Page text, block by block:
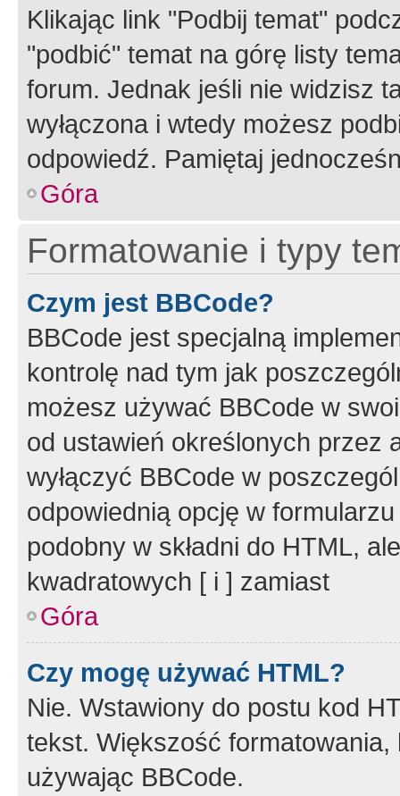
Klikając link "Podbij temat"
"podbić" temat na górę listy
forum. Jednak jeśli nie widzisz
wyłączona i wtedy możesz
odpowiedź. Pamiętaj
Góra
Formatowanie i typy
Czym jest BBCode?
BBCode jest specjalną
kontrolę nad tym jak
możesz używać BBCode w
od ustawień określonych przez
wyłączyć BBCode w
odpowiednią opcję w
podobny w składni do HTML,
kwadratowych [ i ] zamiast
Góra
Czy mogę używać HTML?
Nie. Wstawiony do postu kod
tekst. Większość
używając BBCode.